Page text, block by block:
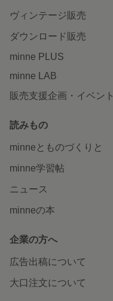
ヴィンテージ販売
ダウンロード販売
minne PLUS
minne LAB
販売支援企画・イベント
読みもの
minneとものづくりと
minne学習帖
ニュース
minneの本
企業の方へ
広告出稿について
大口注文について